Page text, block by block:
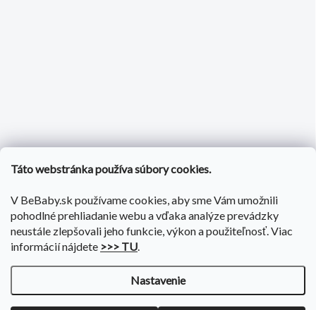
Táto webstránka používa súbory cookies.
V BeBaby.sk používame cookies, aby sme Vám umožnili
pohodlné prehliadanie webu a vďaka analýze prevádzky
neustále zlepšovali jeho funkcie, výkon a použiteľnosť. Viac
informácií nájdete >>> TU.
Nastavenie